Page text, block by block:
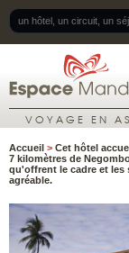
VOYAGE EN
Accueil > Cet hôtel
7 kilomètres de
qu'offrent le cadre et les
agréable.